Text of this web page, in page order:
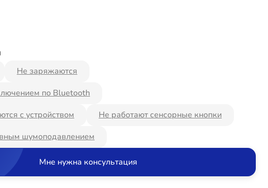
Не заряжаются
по Bluetooth
с устройством
Не работают сенсорные кнопки
шумоподавлением
Мне нужна консультация